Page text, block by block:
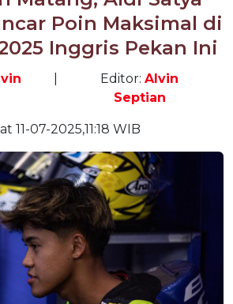
Poin Maksimal di
Inggris Pekan Ini
Editor:Alvin
Septian
11-07-2025,11:18 WIB